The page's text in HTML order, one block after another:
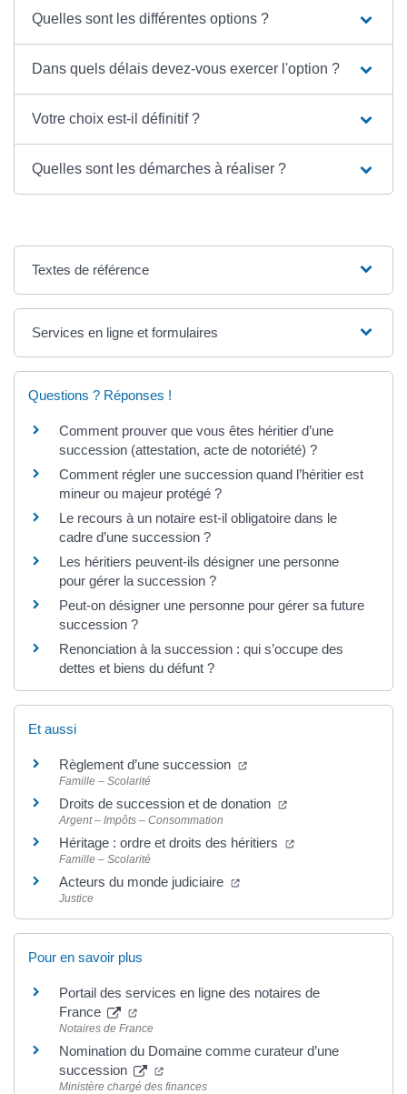
Quelles sont les différentes options ?
Dans quels délais devez-vous exercer l'option ?
Votre choix est-il définitif ?
Quelles sont les démarches à réaliser ?
Textes de référence
Services en ligne et formulaires
Questions ? Réponses !
Comment prouver que vous êtes héritier d’une
succession (attestation, acte de notoriété) ?
Comment régler une succession quand l’héritier est
mineur ou majeur protégé ?
Le recours à un notaire est-il obligatoire dans le
cadre d’une succession ?
Les héritiers peuvent-ils désigner une personne
pour gérer la succession ?
Peut-on désigner une personne pour gérer sa future
succession ?
Renonciation à la succession : qui s’occupe des
dettes et biens du défunt ?
Et aussi
Règlement d’une succession
Famille – Scolarité
Droits de succession et de donation
Argent – Impôts – Consommation
Héritage : ordre et droits des héritiers
Famille – Scolarité
Acteurs du monde judiciaire
Justice
Pour en savoir plus
Portail des services en ligne des notaires de
France
Notaires de France
Nomination du Domaine comme curateur d’une
succession
Ministère chargé des finances